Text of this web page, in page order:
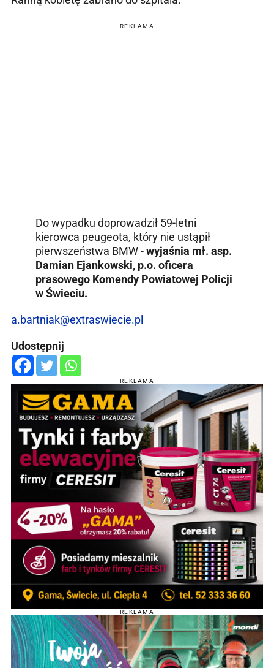
REKLAMA
Do wypadku doprowadził 59-letni
kierowca peugeota, który nie ustąpił
pierwszeństwa BMW -wyjaśnia mł. asp.
Damian Ejankowski, p.o. oficera
prasowego Komendy Powiatowej Policji
w Świeciu.
a.bartniak@extraswiecie.pl
Udostępnij
REKLAMA
REKLAMA